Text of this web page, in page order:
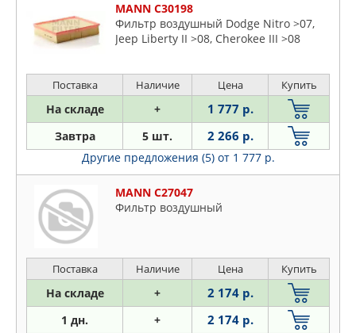
MANN C30198
Фильтр воздушный Dodge Nitro >07,
Jeep Liberty II >08, Cherokee III >08
Поставка Наличие Цена Купить
На складе + 1 777 р.
Завтра 5 шт. 2 266 р.
Другие предложения (5) от 1 777 р.
MANN C27047
Фильтр воздушный
Поставка Наличие Цена Купить
На складе + 2 174 р.
1 дн. + 2 174 р.